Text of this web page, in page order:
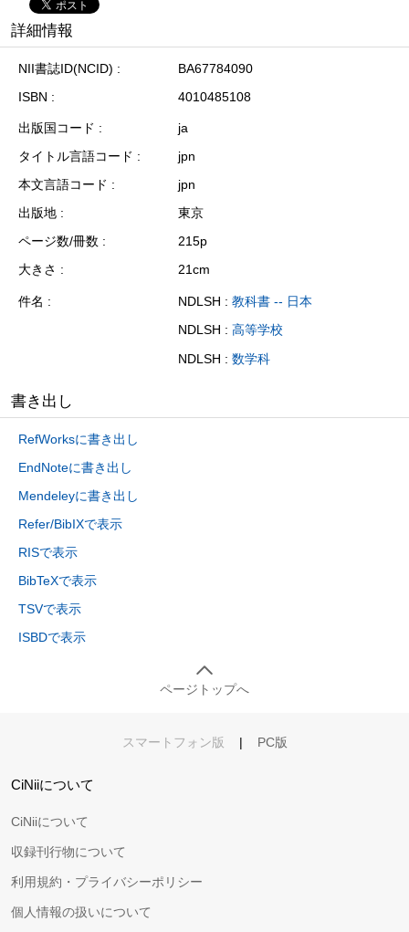
詳細情報
NII書誌ID(NCID)
BA67784090
ISBN
4010485108
出版国コード
ja
タイトル言語コード
jpn
本文言語コード
jpn
出版地
東京
ページ数/冊数
215p
大きさ
21cm
件名 NDLSH : 教科書 -- 日本
NDLSH : 高等学校
NDLSH : 数学科
書き出し
RefWorksに書き出し
EndNoteに書き出し
Mendeleyに書き出し
Refer/BibIXで表示
RISで表示
BibTeXで表示
TSVで表示
ISBDで表示
ページトップへ
スマートフォン版 | PC版
CiNiiについて
CiNiiについて
収録刊行物について
利用規約・プライバシーポリシー
個人情報の扱いについて